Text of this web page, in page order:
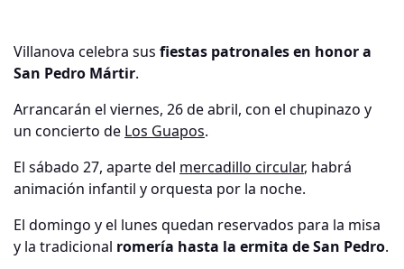
Villanova celebra sus fiestas patronales en honor a
San Pedro Mártir.
Arrancarán el viernes, 26 de abril, con el chupinazo y
un concierto de Los Guapos.
El sábado 27, aparte del mercadillo circular, habrá
animación infantil y orquesta por la noche.
El domingo y el lunes quedan reservados para la misa
y la tradicional romería hasta la ermita de San Pedro.